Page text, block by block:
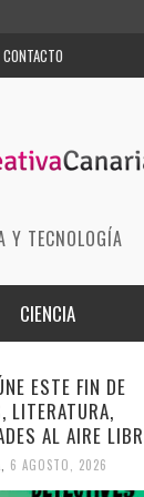
CONTACTO
Y TECNOLOGÍA
CIENCIA
PONE
JUNTO A LA
VALLE Y
, 6 AGOSTO, 2026